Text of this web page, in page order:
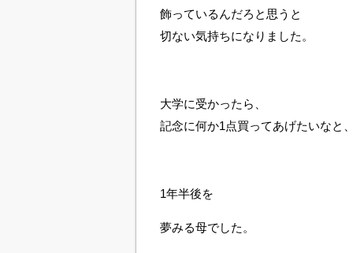
飾っているんだろと思うと
切ない気持ちになりました。
大学に受かったら、
記念に何か1点買ってあげたいなと
1年半後を
夢みる母でした。